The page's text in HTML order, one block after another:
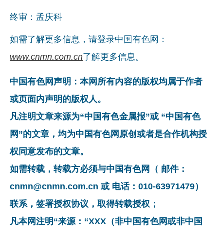
终审：孟庆科
如需了解更多信息，请登录中国有色网：
www.cnmn.com.cn了解更多信息。
中国有色网声明：本网所有内容的版权均属于作者
或页面内声明的版权人。
凡注明文章来源为“中国有色金属报”或 “中国有色
网”的文章，均为中国有色网原创或者是合作机构授
权同意发布的文章。
如需转载，转载方必须与中国有色网（ 邮件：
cnmn@cnmn.com.cn 或 电话：010-63971479）
联系，签署授权协议，取得转载授权；
凡本网注明“来源：“XXX（非中国有色网或非中国